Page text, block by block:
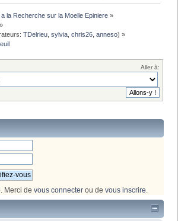
la Recherche sur la Moelle Epiniere »
»
TDelrieu,sylvia,chris26,anneso) »
Aller à:
. Merci de vous connecter ou de vous inscrire